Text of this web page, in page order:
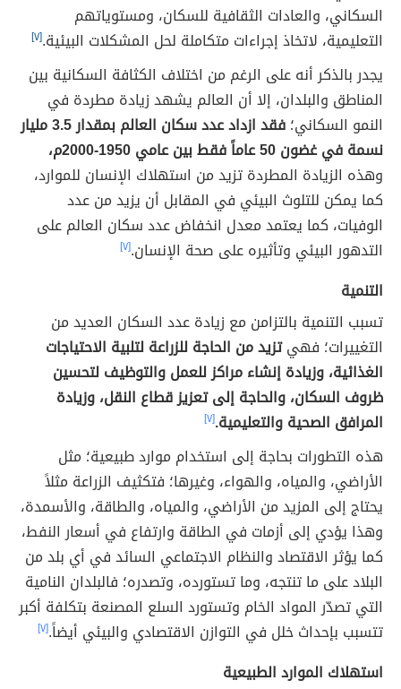
السكاني، والعادات الثقافية للسكان، ومستوياتهم
التعليمية، لاتخاذ إجراءات متكاملة لحل المشكلات البيئية.[٧]
يجدر بالذكر أنه على الرغم من اختلاف الكثافة السكانية بين
المناطق والبلدان، إلا أن العالم يشهد زيادة مطردة في
النمو السكاني؛
فقد ازداد عدد سكان العالم بمقدار 3.5 مليار
نسمة في غضون 50 عاماً فقط بين عامي 1950-2000م،
وهذه الزيادة المطردة تزيد من استهلاك الإنسان للموارد،
كما يمكن للتلوث البيئي في المقابل أن يزيد من عدد
الوفيات، كما يعتمد معدل انخفاض عدد سكان العالم على
التدهور البيئي وتأثيره على صحة الإنسان.[٧]
التنمية
تسبب التنمية بالتزامن مع زيادة عدد السكان العديد من
التغييرات؛ فهيتزيد من الحاجة للزراعة لتلبية الاحتياجات
الغذائية، وزيادة إنشاء مراكز للعمل والتوظيف لتحسين
ظروف السكان، والحاجة إلى تعزيز قطاع النقل، وزيادة
المرافق الصحية والتعليمية.[٧]
هذه التطورات بحاجة إلى استخدام موارد طبيعية؛ مثل
الأراضي، والمياه، والهواء، وغيرها؛ فتكثيف الزراعة مثلاً
يحتاج إلى المزيد من الأراضي، والمياه، والطاقة، والأسمدة،
وهذا يؤدي إلى أزمات في الطاقة وارتفاع في أسعار النفط،
كما يؤثر الاقتصاد والنظام الاجتماعي السائد في أي بلد من
البلاد على ما تنتجه، وما تستورده، وتصدره؛ فالبلدان النامية
التي تصدّر المواد الخام وتستورد السلع المصنعة بتكلفة أكبر
تتسبب بإحداث خلل في التوازن الاقتصادي والبيئي أيضاً.[٧]
استهلاك الموارد الطبيعية